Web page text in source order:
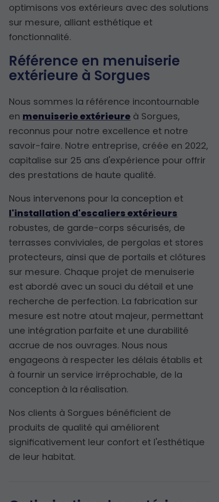
optimisons vos extérieurs avec des solutions
sur mesure, alliant esthétique et
fonctionnalité.
Référence en menuiserie
extérieure à Sorgues
Nous sommes la référence incontournable
en menuiserie extérieure à Sorgues,
reconnus pour notre excellence et notre
savoir-faire. Notre entreprise, créée en 2022,
capitalise sur 25 ans d'expérience pour offrir
des prestations de haute qualité.
Nous intervenons pour la conception et
l'installation d'escaliers extérieurs
robustes, de garde-corps sécurisés, de
terrasses conviviales, de pergolas et stores
protecteurs, ainsi que de portails et clôtures
sur mesure. Chaque projet de menuiserie
est abordé avec un souci du détail et une
recherche de perfection. La fabrication sur
mesure est notre atout majeur, permettant
une intégration parfaite et une durabilité
accrue de nos ouvrages. Nous nous
engageons à respecter les délais établis et
à fournir un service irréprochable, de la
conception à la réalisation.
Nos clients à Sorgues bénéficient de
produits de qualité qui améliorent
significativement leur confort et l'esthétique
de leur habitat.